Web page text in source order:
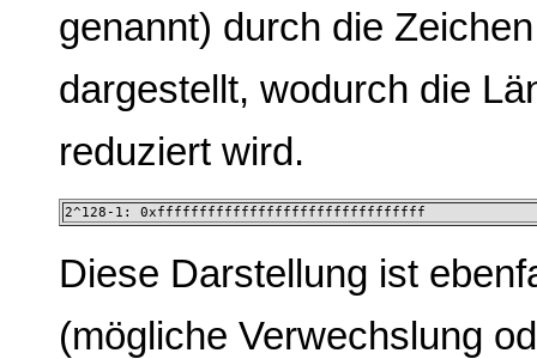
genannt) durch die
dargestellt, wodurch die
reduziert wird.
2^128-1: 0xffffffffffffffffffffffffffffffff
Diese Darstellung ist
(mögliche Verwechslung